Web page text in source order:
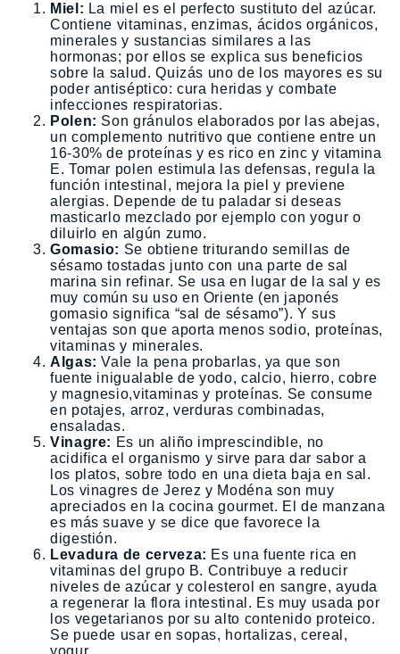
Miel: La miel es el perfecto sustituto del azúcar.
Contiene vitaminas, enzimas, ácidos orgánicos,
minerales y sustancias similares a las
hormonas; por ellos se explica sus beneficios
sobre la salud. Quizás uno de los mayores es su
poder antiséptico: cura heridas y combate
infecciones respiratorias.
Polen: Son gránulos elaborados por las abejas,
un complemento nutritivo que contiene entre un
16-30% de proteínas y es rico en zinc y vitamina
E. Tomar polen estimula las defensas, regula la
función intestinal, mejora la piel y previene
alergias. Depende de tu paladar si deseas
masticarlo mezclado por ejemplo con yogur o
diluirlo en algún zumo.
Gomasio: Se obtiene triturando semillas de
sésamo tostadas junto con una parte de sal
marina sin refinar. Se usa en lugar de la sal y es
muy común su uso en Oriente (en japonés
gomasio significa “sal de sésamo”). Y sus
ventajas son que aporta menos sodio, proteínas,
vitaminas y minerales.
Algas: Vale la pena probarlas, ya que son
fuente inigualable de yodo, calcio, hierro, cobre
y magnesio,vitaminas y proteínas. Se consume
en potajes, arroz, verduras combinadas,
ensaladas.
Vinagre: Es un aliño imprescindible, no
acidifica el organismo y sirve para dar sabor a
los platos, sobre todo en una dieta baja en sal.
Los vinagres de Jerez y Modéna son muy
apreciados en la cocina gourmet. El de manzana
es más suave y se dice que favorece la
digestión.
Levadura de cerveza: Es una fuente rica en
vitaminas del grupo B. Contribuye a reducir
niveles de azúcar y colesterol en sangre, ayuda
a regenerar la flora intestinal. Es muy usada por
los vegetarianos por su alto contenido proteico.
Se puede usar en sopas, hortalizas, cereal,